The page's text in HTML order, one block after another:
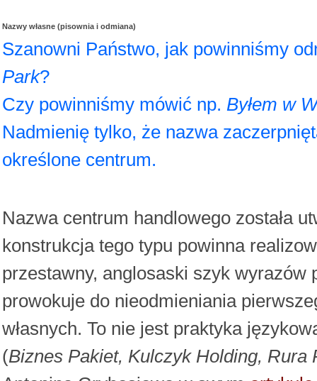
Nazwy własne (pisownia i odmiana)
Szanowni Państwo, jak powinniśmy
Park?
Czy powinniśmy mówić np. Byłem w
Nadmienię tylko, że nazwa
określone centrum.
Nazwa centrum handlowego została
konstrukcja tego typu powinna
przestawny, anglosaski szyk
prowokuje do nieodmieniania
własnych. To nie jest praktyka
(Biznes Pakiet, Kulczyk Holding, Rura